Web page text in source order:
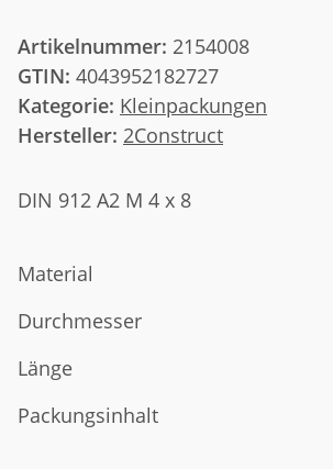
Artikelnummer: 2154008
GTIN: 4043952182727
Kategorie: Kleinpackungen
Hersteller: 2Construct
DIN 912 A2 M 4 x 8
Material
Durchmesser
Länge
Packungsinhalt